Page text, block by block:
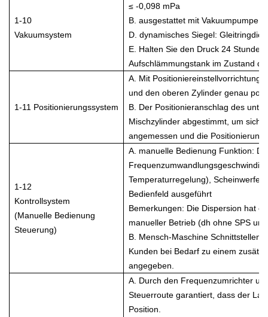
1-10
Vakuumsystem
≤ -0,098 mPa
B. ausgestattet mit Vakuumpumpe
D. dynamisches Siegel:
E. Halten Sie den Druck 24
Aufschlämmungstank im Zustand
1-11 Positionierungssystem
A. Mit Positioniereinstellvorrichtung
und den oberen Zylinder genau
B. Der Positionieranschlag des
Mischzylinder abgestimmt, um
angemessen und die Positionierung
1-12
Kontrollsystem
(Manuelle Bedienung
Steuerung)
A. manuelle Bedienung Funktion:
Temperaturregelung),
Bedienfeld ausgeführt
Bemerkungen: Die Dispersion hat
manueller Betrieb (dh ohne SPS
B. Mensch-Maschine
Kunden bei Bedarf zu einem
angegeben.
A. Durch den Frequenzumrichter
Steuerroute garantiert, dass der
Position.